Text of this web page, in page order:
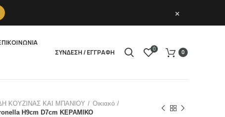
ΣΥΝΔΕΣΗ / ΕΓΓΡΑΦΗ 0
0
ΚΟΥΖΙΝΑΣ ΚΑΙ ΜΠΑΝΙΟΥ
Οικιακό
H9cm D7cm ΚΕΡΑΜΙΚΟ
×